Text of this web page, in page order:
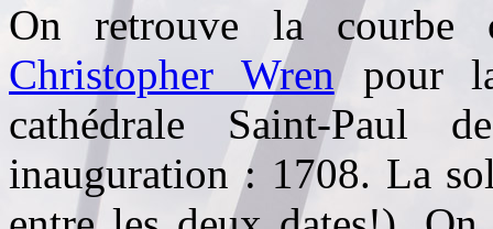
On retrouve la courbe
Christopher Wrenpour
cathédrale Saint-
inauguration : 1708. La